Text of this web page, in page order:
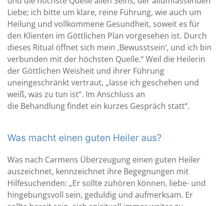
Liebe; ich bitte um klare, reine Führung, wie auch um
Heilung und vollkommene Gesundheit, soweit es für
den Klienten im Göttlichen Plan vorgesehen ist. Durch
dieses Ritual öffnet sich mein ‚Bewusstsein‘, und ich bin
verbunden mit der höchsten Quelle.“ Weil die Heilerin
der Göttlichen Weisheit und ihrer Führung
uneingeschränkt vertraut, „lasse ich geschehen und
weiß, was zu tun ist“. Im Anschluss an
die Behandlung findet ein kurzes Gespräch statt“.
Was macht einen guten Heiler aus?
Was nach Carmens Überzeugung einen guten Heiler
auszeichnet, kennzeichnet ihre Begegnungen mit
Hilfesuchenden: „Er sollte zuhören können, liebe- und
hingebungsvoll sein, geduldig und aufmerksam. Er